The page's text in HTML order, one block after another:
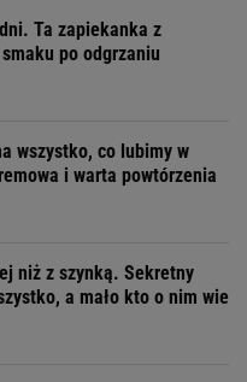
Ta zapiekanka z
po odgrzaniu
wszystko, co lubimy w
i warta powtórzenia
niż z szynką. Sekretny
a mało kto o nim wie